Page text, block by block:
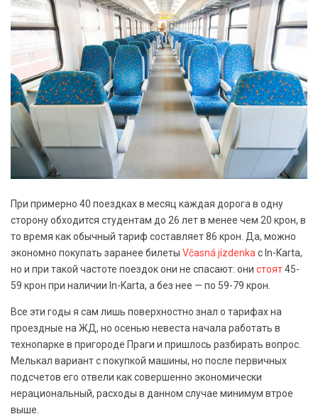
При примерно 40 поездках в месяц каждая дорога в одну
сторону обходится студентам до 26 лет в менее чем 20 крон, в
то время как обычный тариф составляет 86 крон. Да, можно
экономно покупать заранее билеты Včasná jízdenkaс In-Karta,
но и при такой частоте поездок они не спасают: они стоят45-
59 крон при наличии In-Karta, а без нее — по 59-79 крон.
Все эти годы я сам лишь поверхностно знал о тарифах на
проездные на ЖД, но осенью невеста начала работать в
технопарке в пригороде Праги и пришлось разбирать вопрос.
Мелькал вариант с покупкой машины, но после первичных
подсчетов его отвели как совершенно экономически
нерациональный, расходы в данном случае минимум втрое
выше.